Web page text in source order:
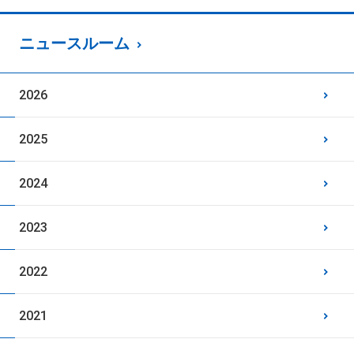
ニュースルーム
2026
2025
2024
2023
2022
2021